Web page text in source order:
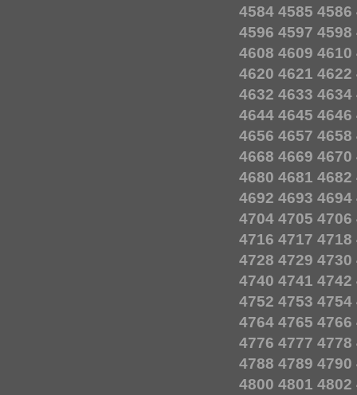
4584 4585 4586
4596 4597 4598
4608 4609 4610
4620 4621 4622
4632 4633 4634
4644 4645 4646
4656 4657 4658
4668 4669 4670
4680 4681 4682
4692 4693 4694
4704 4705 4706
4716 4717 4718
4728 4729 4730
4740 4741 4742
4752 4753 4754
4764 4765 4766
4776 4777 4778
4788 4789 4790
4800 4801 4802